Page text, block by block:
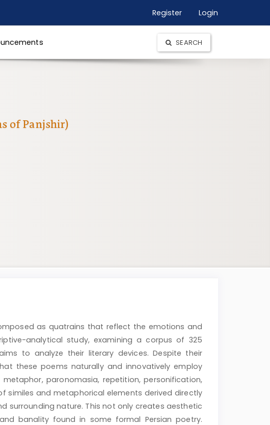
Register Login
SEARCH
of Panjshir)
as quatrains that reflect the emotions and
analytical study, examining a corpus of 325
to analyze their literary devices. Despite their
these poems naturally and innovatively employ
paronomasia, repetition, personification,
similes and metaphorical elements derived directly
surrounding nature. This not only creates aesthetic
banality found in some formal Persian poetry.